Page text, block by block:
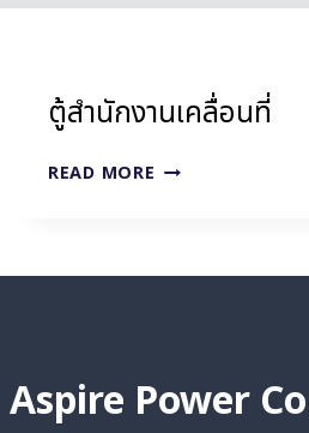
ตู้สำนักงานเคลื่อนที่
READ MORE ตู้
Aspire Power